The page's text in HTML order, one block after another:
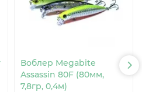
Воблер Megabite
Assassin 80F (80мм,
7,8гр, 0,4м)